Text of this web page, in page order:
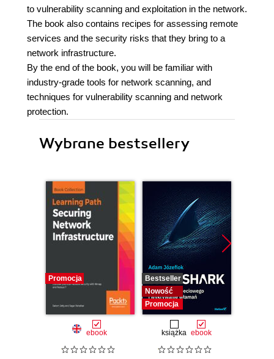
to vulnerability scanning and exploitation in the network.
The book also contains recipes for assessing remote
services and the security risks that they bring to a
network infrastructure.
By the end of the book, you will be familiar with
industry-grade tools for network scanning, and
techniques for vulnerability scanning and network
protection.
Wybrane bestsellery
Promocja
ebook
Bestseller
Nowość
Promocja
książka ebook